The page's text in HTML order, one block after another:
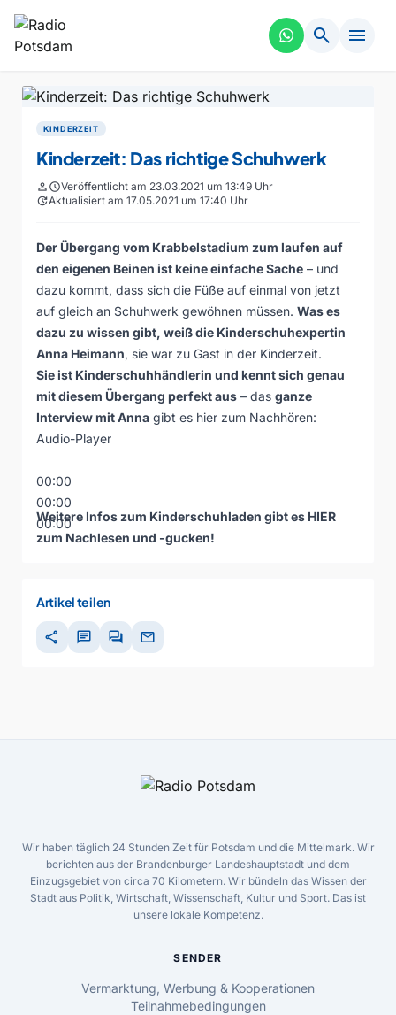
search menu
KINDERZEIT
Kinderzeit: Das richtige Schuhwerk
personscheduleVeröffentlicht am 23.03.2021 um 13:49 Uhr
updateAktualisiert am 17.05.2021 um 17:40 Uhr
Der Übergang vom Krabbelstadium zum laufen auf
den eigenen Beinen ist keine einfache Sache – und
dazu kommt, dass sich die Füße auf einmal von jetzt
auf gleich an Schuhwerk gewöhnen müssen. Was es
dazu zu wissen gibt, weiß die Kinderschuhexpertin
Anna Heimann, sie war zu Gast in der Kinderzeit.
Sie ist Kinderschuhhändlerin und kennt sich genau
mit diesem Übergang perfekt aus – das ganze
Interview mit Anna gibt es hier zum Nachhören:
Audio-Player
00:00
00:00
00:00
Weitere Infos zum Kinderschuhladen gibt es HIER
zum Nachlesen und -gucken!
Artikel teilen
share chat forum mail
Wir haben täglich 24 Stunden Zeit für Potsdam und die Mittelmark. Wir
berichten aus der Brandenburger Landeshauptstadt und dem
Einzugsgebiet von circa 70 Kilometern. Wir bündeln das Wissen der
Stadt aus Politik, Wirtschaft, Wissenschaft, Kultur und Sport. Das ist
unsere lokale Kompetenz.
SENDER
Vermarktung, Werbung & Kooperationen
Teilnahmebedingungen